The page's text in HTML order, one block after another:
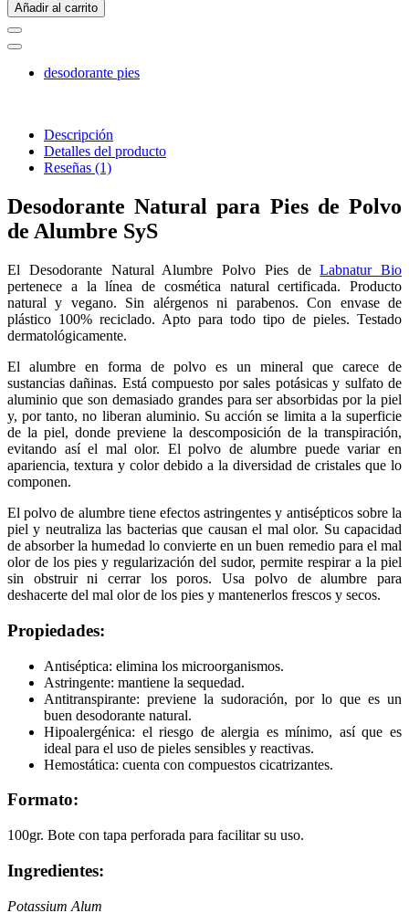
Añadir al carrito
desodorante pies
Descripción
Detalles del producto
Reseñas (1)
Desodorante Natural para Pies de Polvo
de Alumbre SyS
El Desodorante Natural Alumbre Polvo Pies deLabnatur Bio
pertenece a la línea de cosmética natural certificada. Producto
natural y vegano. Sin alérgenos ni parabenos. Con envase de
plástico 100% reciclado. Apto para todo tipo de pieles. Testado
dermatológicamente.
El alumbre en forma de polvo es un mineral que carece de
sustancias dañinas. Está compuesto por sales potásicas y sulfato de
aluminio que son demasiado grandes para ser absorbidas por la piel
y, por tanto, no liberan aluminio. Su acción se limita a la superficie
de la piel, donde previene la descomposición de la transpiración,
evitando así el mal olor. El polvo de alumbre puede variar en
apariencia, textura y color debido a la diversidad de cristales que lo
componen.
El polvo de alumbre tiene efectos astringentes y antisépticos sobre la
piel y neutraliza las bacterias que causan el mal olor. Su capacidad
de absorber la humedad lo convierte en un buen remedio para el mal
olor de los pies y regularización del sudor, permite respirar a la piel
sin obstruir ni cerrar los poros.Usa polvo de alumbre para
deshacerte del mal olor de los pies y mantenerlos frescos y secos.
Propiedades:
Antiséptica: elimina los microorganismos.
Astringente: mantiene la sequedad.
Antitranspirante: previene la sudoración, por lo que es un
buen desodorante natural.
Hipoalergénica: el riesgo de alergia es mínimo, así que es
ideal para el uso de pieles sensibles y reactivas.
Hemostática: cuenta con compuestos cicatrizantes.
Formato:
100gr. Bote con tapa perforada para facilitar su uso.
Ingredientes:
Potassium Alum